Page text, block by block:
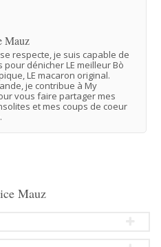
Mauz
respecte, je suis capable de
dénicher LE meilleur Bò
LE macaron original.
je contribue à My
vous faire partager mes
et mes coups de coeur
Mauz